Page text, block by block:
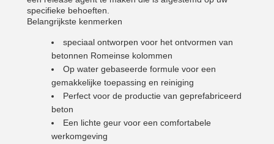
specifieke behoeften.
Belangrijkste kenmerken
speciaal ontworpen voor het ontvormen van
betonnen Romeinse kolommen
Op water gebaseerde formule voor een
gemakkelijke toepassing en reiniging
Perfect voor de productie van geprefabriceerd
beton
Een lichte geur voor een comfortabele
werkomgeving